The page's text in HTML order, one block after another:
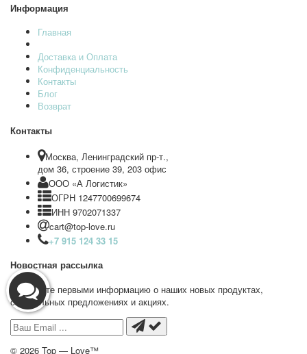
Информация
Главная
Доставка и Оплата
Конфиденциальность
Контакты
Блог
Возврат
Контакты
Москва, Ленинградский пр-т.,
дом 36, строение 39, 203 офис
ООО «А Логистик»
ОГРН 1247700699674
ИНН 9702071337
cart@top-love.ru
+7 915 124 33 15
Новостная рассылка
Получайте первыми информацию о наших новых продуктах,
специальных предложениях и акциях.
© 2026 Top — Love™